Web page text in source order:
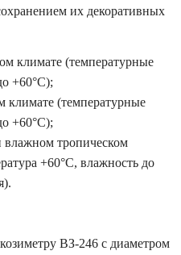
их декоративных
климате (температурные
+60°С);
климате (температурные
+60°С);
влажном тропическом
+60°С, влажность до
ВЗ-246 с диаметром